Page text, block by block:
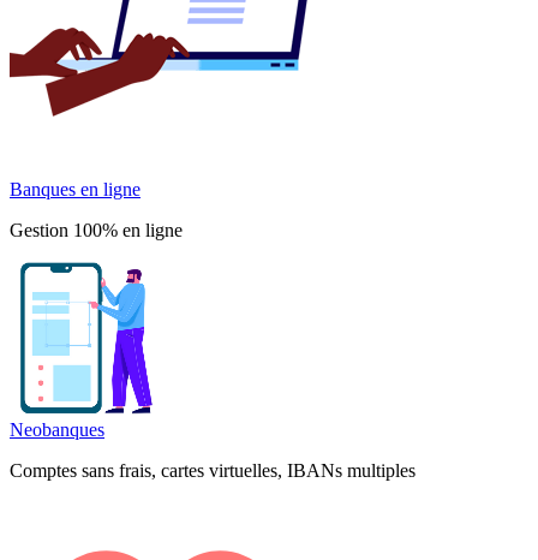
Banques en ligne
Gestion 100% en ligne
Neobanques
Comptes sans frais, cartes virtuelles, IBANs multiples